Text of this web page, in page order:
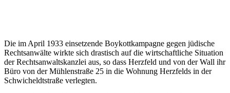
Die im April 1933 einsetzende Boykottkampagne gegen jüdische
Rechtsanwälte wirkte sich drastisch auf die wirtschaftliche Situation
der Rechtsanwaltskanzlei aus, so dass Herzfeld und von der Wall ihr
Büro von der Mühlenstraße 25 in die Wohnung Herzfelds in der
Schwicheldtstraße verlegten.